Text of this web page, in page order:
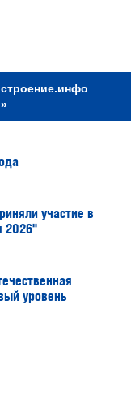
участие в
2026"
уровень